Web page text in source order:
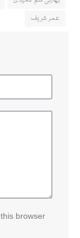
عمر شریف
browser